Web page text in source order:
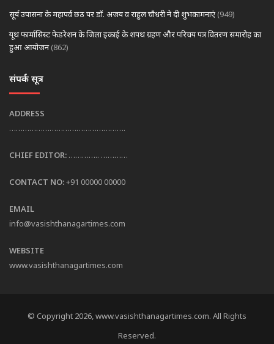
सूर्य उपासना के महापर्व छठ पर डॉ. अजय व राहुल चौधरी ने दी शुभकामनाएं (949)
यूथ फार्मासिस्ट फेडरेशन के जिला इकाई के शपथ ग्रहण और परिचय पत्र वितरण समारोह का
हुआ आयोजन (862)
संपर्क सूत्र
ADDRESS
…………………………………………….
CHIEF EDITOR: ………….. …………
CONTACT NO:+91 00000 00000
EMAIL
info@vasishthanagartimes.com
WEBSITE
www.vasishthanagartimes.com
© Copyright 2026, www.vasishthanagartimes.com. All Rights
Reserved.